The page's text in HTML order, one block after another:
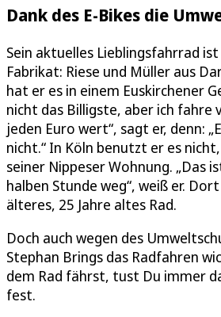
Dank des E-Bikes die
Sein aktuelles Lieblingsfahrrad
Fabrikat: Riese und Müller aus
hat er es in einem Euskirchener
nicht das Billigste, aber ich fahre
jeden Euro wert“, sagt er, denn:
nicht.“ In Köln benutzt er es
seiner Nippeser Wohnung. „Das
halben Stunde weg“, weiß er.
älteres, 25 Jahre altes Rad.
Doch auch wegen des
Stephan Brings das Radfahren
dem Rad fährst, tust Du immer
fest.